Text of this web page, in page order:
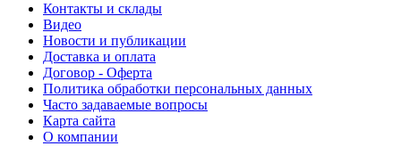
Контакты и склады
Видео
Новости и публикации
Доставка и оплата
Договор - Оферта
Политика обработки персональных данных
Часто задаваемые вопросы
Карта сайта
О компании